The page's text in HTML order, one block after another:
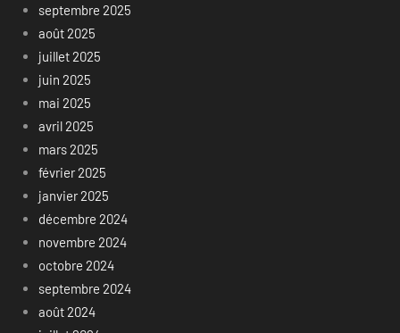
septembre 2025
août 2025
juillet 2025
juin 2025
mai 2025
avril 2025
mars 2025
février 2025
janvier 2025
décembre 2024
novembre 2024
octobre 2024
septembre 2024
août 2024